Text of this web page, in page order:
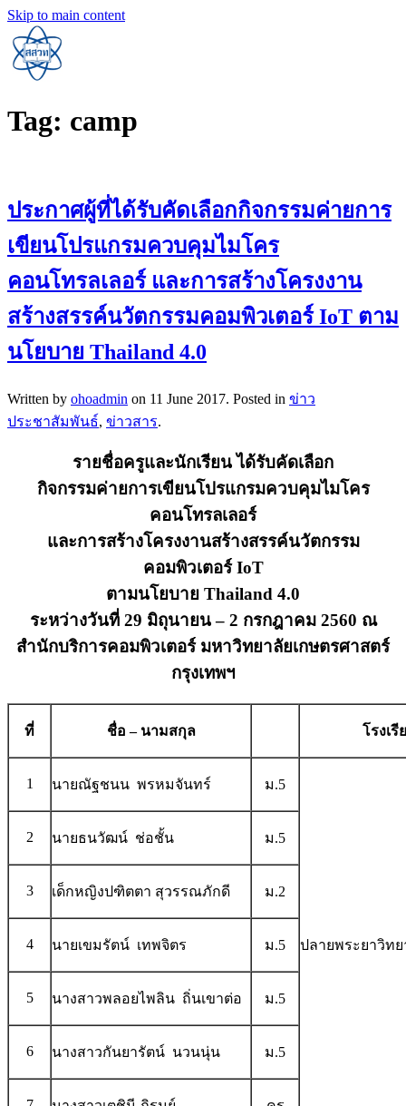
Skip to main content
Tag: camp
ประกาศผู้ที่ได้รับคัดเลือกกิจกรรมค่ายการ
เขียนโปรแกรมควบคุมไมโคร
คอนโทรลเลอร์ และการสร้างโครงงาน
สร้างสรรค์นวัตกรรมคอมพิวเตอร์ IoT ตาม
นโยบาย Thailand 4.0
Written by ohoadmin on 11 June 2017. Posted in ข่าว
ประชาสัมพันธ์, ข่าวสาร.
รายชื่อครูและนักเรียน ได้รับคัดเลือก
กิจกรรมค่ายการเขียนโปรแกรมควบคุมไมโคร
คอนโทรลเลอร์
และการสร้างโครงงานสร้างสรรค์นวัตกรรม
คอมพิวเตอร์ IoT
ตามนโยบาย Thailand 4.0
ระหว่างวันที่ 29 มิถุนายน – 2 กรกฎาคม 2560 ณ
สำนักบริการคอมพิวเตอร์ มหาวิทยาลัยเกษตรศาสตร์
กรุงเทพฯ
ที่ ชื่อ – นามสกุล โรงเรี
1 นายณัฐชนน พรหมจันทร์ ม.5
ปลายพระยาวิท
2 นายธนวัฒน์ ช่อชั้น ม.5
3 เด็กหญิงปฑิตตา สุวรรณภักดี ม.2
4 นายเขมรัตน์ เทพจิตร ม.5
5 นางสาวพลอยไพลิน ถิ่นเขาต่อ ม.5
6 นางสาวกันยารัตน์ นวนนุ่น ม.5